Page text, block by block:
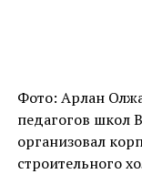
Фото: Арлан
педагогов школ
организовал
строительного